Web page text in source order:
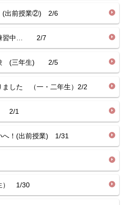
(出前授業②) 2/6
練習中… 2/7
験 (三年生) 2/5
ました （一・二年生）2/2
2/1
！(出前授業) 1/31
） 1/30